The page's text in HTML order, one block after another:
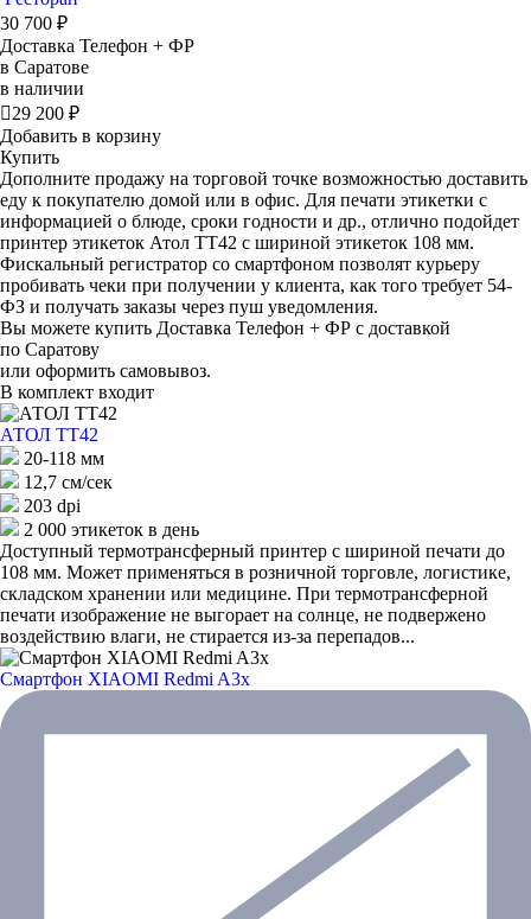
30 700 ₽
Доставка Телефон + ФР
в Саратове
в наличии
29 200 ₽
Добавить в корзину
Купить
Дополните продажу на торговой точке возможностью доставить
еду к покупателю домой или в офис. Для печати этикетки с
информацией о блюде, сроки годности и др., отлично подойдет
принтер этикеток Атол ТТ42 с шириной этикеток 108 мм.
Фискальный регистратор со смартфоном позволят курьеру
пробивать чеки при получении у клиента, как того требует 54-
ФЗ и получать заказы через пуш уведомления.
Вы можете купить Доставка Телефон + ФР с доставкой
по Саратову
или оформить самовывоз.
В комплект входит
АТОЛ ТТ42
20-118 мм
12,7 см/сек
203 dpi
2 000 этикеток в день
Доступный термотрансферный принтер с шириной печати до
108 мм. Может применяться в розничной торговле, логистике,
складском хранении или медицине. При термотрансферной
печати изображение не выгорает на солнце, не подвержено
воздействию влаги, не стирается из-за перепадов...
Смартфон XIAOMI Redmi A3x